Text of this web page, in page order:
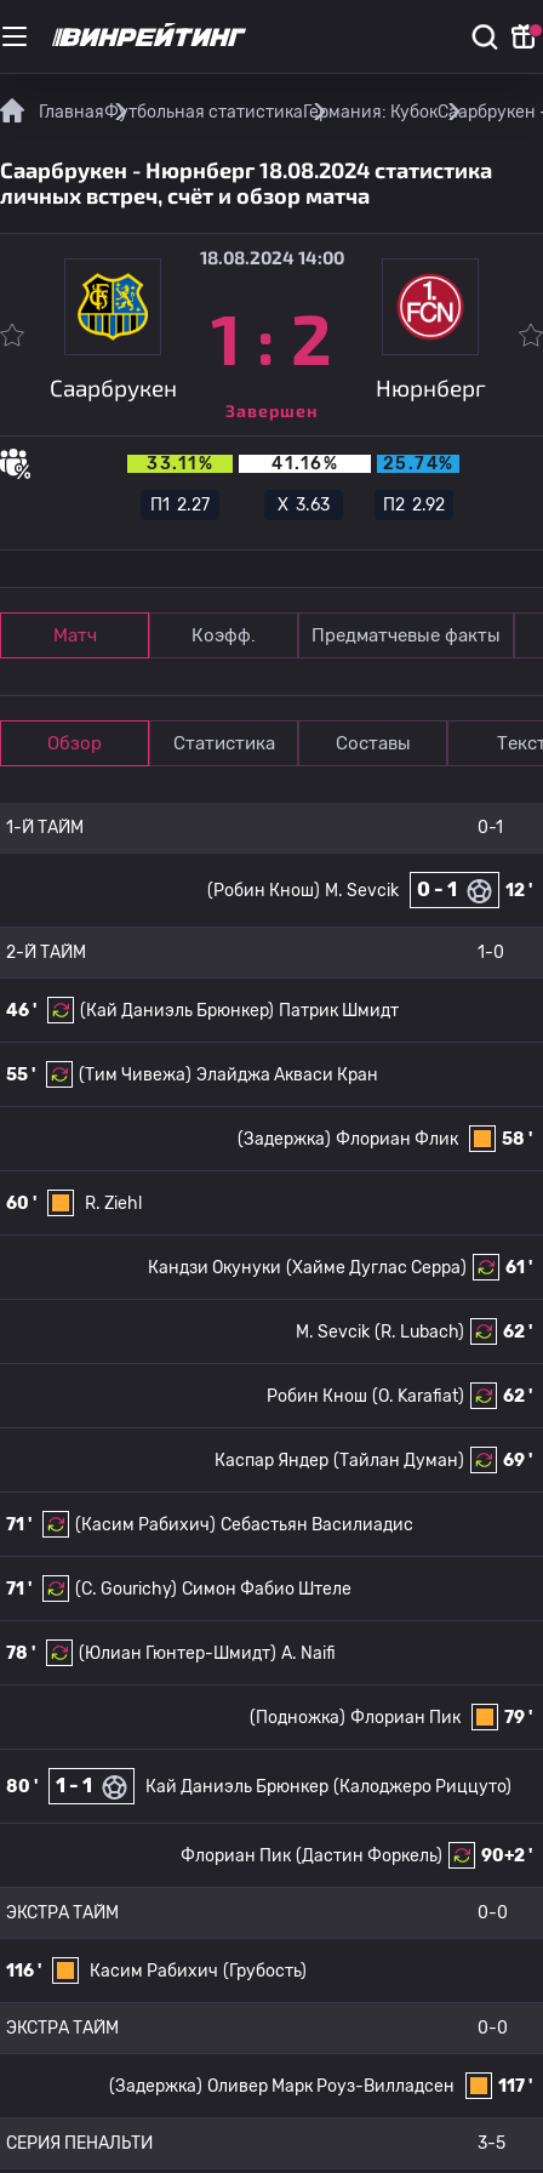
ГлавнаяФутбольная статистикаГермания: КубокСаарбрукен
Саарбрукен - Нюрнберг 18.08.2024 статистика
личных встреч, счёт и обзор матча
Саарбрукен
18.08.2024 14:00
1 : 2
Завершен
Нюрнберг
33.11% 41.16%
25.74%
П1 2.27 Х 3.63 П22.92
Матч Коэфф. Предматчевые факты
Обзор Статистика Составы
1-Й ТАЙМ 0-1
12 '
0 - 1
M. Sevcik
(Робин Кнош)
2-Й ТАЙМ 1-0
46 ' (Кай Даниэль Брюнкер) Патрик Шмидт
55 ' (Тим Чивежа) Элайджа Акваси Кран
58 '
Флориан Флик
(Задержка)
60 ' R. Ziehl
61 '
(Хайме Дуглас Серра)
Кандзи Окунуки
62 '
(R. Lubach)
M. Sevcik
62 '
(O. Karafiat)
Робин Кнош
69 '
(Тайлан Думан)
Каспар Яндер
71 ' (Касим Рабихич) Себастьян Василиадис
71 ' (C. Gourichy) Симон Фабио Штеле
78 ' (Юлиан Гюнтер-Шмидт) A. Naifi
79 '
Флориан Пик
(Подножка)
80 ' 1 - 1 Кай Даниэль Брюнкер (Калоджеро Риццуто)
90+2 '
(Дастин Форкель)
Флориан Пик
ЭКСТРА ТАЙМ 0-0
116 ' Касим Рабихич (Грубость)
ЭКСТРА ТАЙМ 0-0
117 '
Оливер Марк Роуз-Вилладсен
(Задержка)
СЕРИЯ ПЕНАЛЬТИ 3-5